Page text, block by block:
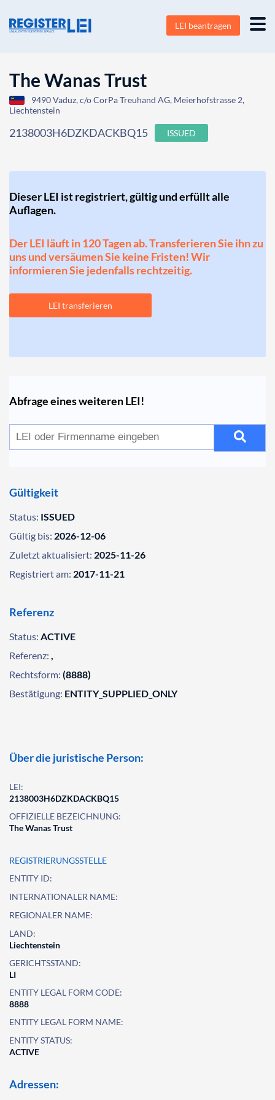
LEI beantragen
The Wanas Trust
9490 Vaduz, c/o CorPa Treuhand AG, Meierhofstrasse 2,
Liechtenstein
2138003H6DZKDACKBQ15 ISSUED
Dieser LEI ist registriert, gültig und erfüllt alle
Auflagen.
Der LEI läuft in 120 Tagen ab. Transferieren Sie ihn zu
uns und versäumen Sie keine Fristen! Wir
informieren Sie jedenfalls rechtzeitig.
LEI transferieren
Abfrage eines weiteren LEI!
Gültigkeit
Status: ISSUED
Gültig bis: 2026-12-06
Zuletzt aktualisiert: 2025-11-26
Registriert am: 2017-11-21
Referenz
Status: ACTIVE
Referenz: ,
Rechtsform: (8888)
Bestätigung: ENTITY_SUPPLIED_ONLY
Über die juristische Person:
LEI:
2138003H6DZKDACKBQ15
OFFIZIELLE BEZEICHNUNG:
The Wanas Trust
REGISTRIERUNGSSTELLE
ENTITY ID:
INTERNATIONALER NAME:
REGIONALER NAME:
LAND:
Liechtenstein
GERICHTSSTAND:
LI
ENTITY LEGAL FORM CODE:
8888
ENTITY LEGAL FORM NAME:
ENTITY STATUS:
ACTIVE
Adressen: